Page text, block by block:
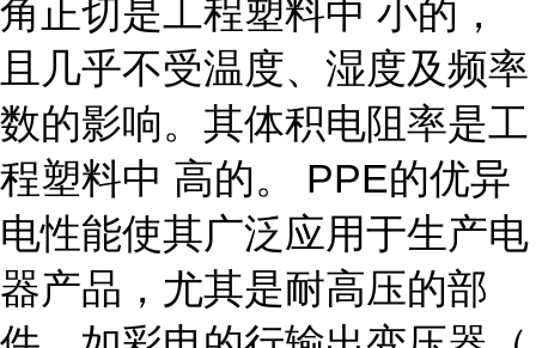
角正切是工程塑料中 小的，
且几乎不受温度、湿度及频率
数的影响。其体积电阻率是工
程塑料中 高的。 PPE的优异
电性能使其广泛应用于生产电
器产品，尤其是耐高压的部